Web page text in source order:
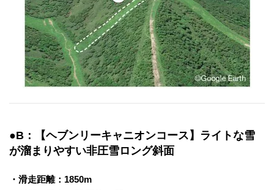
●B：【ヘブンリーキャニオンコース】ライトな雪
が溜まりやすい非圧雪ロング斜面
・滑走距離：1850m